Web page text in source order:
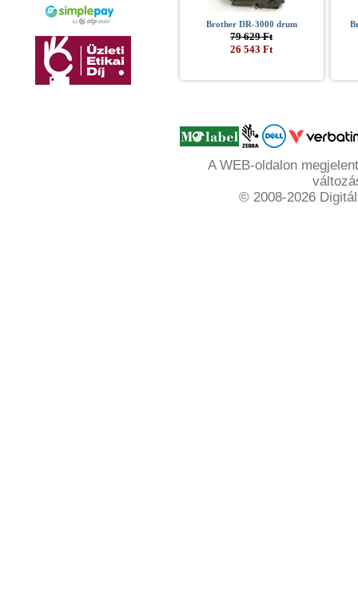
Brother DR-3000 drum
79 629 Ft
26 543 Ft
A WEB-oldalon
© 2008-2026